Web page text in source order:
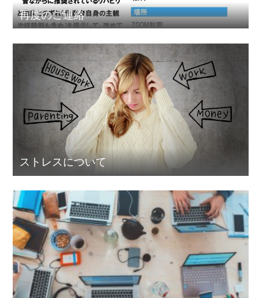
再度のご連絡
ストレスについて